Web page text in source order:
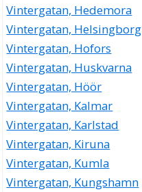
Vintergatan, Hedemora
Vintergatan, Helsingborg
Vintergatan, Hofors
Vintergatan, Huskvarna
Vintergatan, Höör
Vintergatan, Kalmar
Vintergatan, Karlstad
Vintergatan, Kiruna
Vintergatan, Kumla
Vintergatan, Kungshamn